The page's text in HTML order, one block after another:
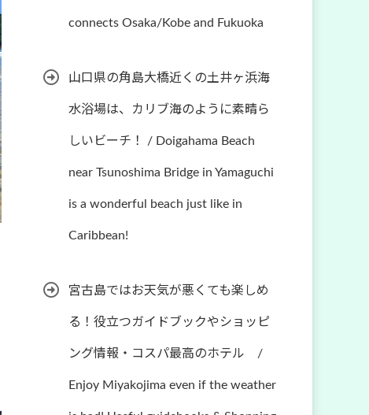
connects Osaka/Kobe and Fukuoka
山口県の角島大橋近くの土井ヶ浜海
水浴場は、カリブ海のように素晴ら
しいビーチ！ / Doigahama Beach
near Tsunoshima Bridge in Yamaguchi
is a wonderful beach just like in
Caribbean!
宮古島ではお天気が悪くても楽しめ
る！役立つガイドブックやショッピ
ング情報・コスパ最高のホテル /
Enjoy Miyakojima even if the weather